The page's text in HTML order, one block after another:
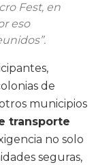
Fest, en
eso
de
municipios
transporte
no solo
seguras,